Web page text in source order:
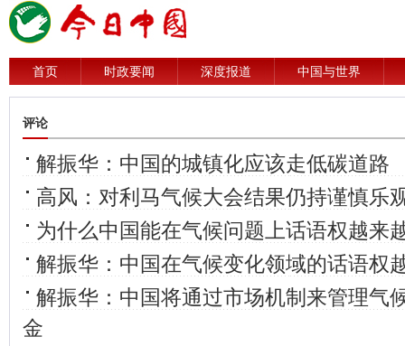
首页 时政要闻 深度报道 中国与世界
评论
解振华：中国的城镇化应该走低碳道路
高风：对利马气候大会结果仍持谨慎乐
为什么中国能在气候问题上话语权越来
解振华：中国在气候变化领域的话语权
解振华：中国将通过市场机制来管理气
金